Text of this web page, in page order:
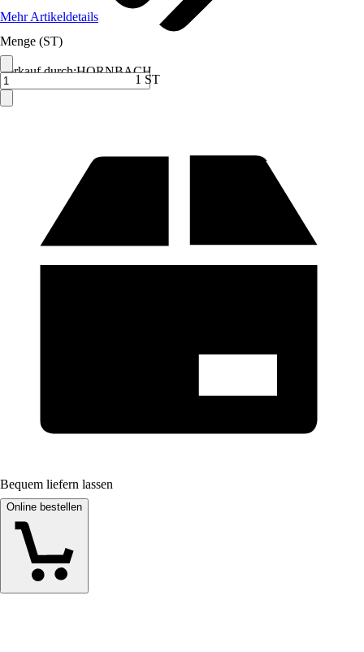
Verkauf durch:HORNBACH
Mehr Artikeldetails
Menge (ST)
1 ST
Bequem liefern lassen
Online bestellen